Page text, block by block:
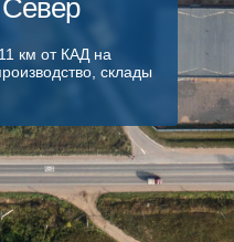
км от КАД на
склады